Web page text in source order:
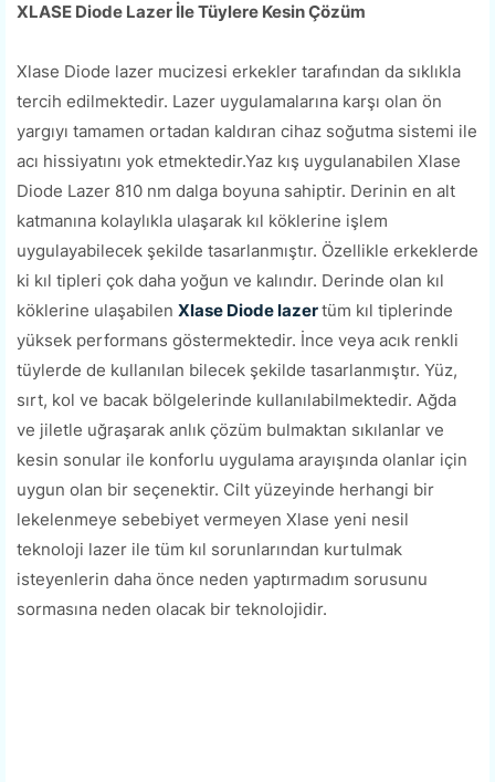
XLASE Diode Lazer İle Tüylere Kesin Çözüm
Xlase Diode lazer mucizesi erkekler tarafından da sıklıkla
tercih edilmektedir. Lazer uygulamalarına karşı olan ön
yargıyı tamamen ortadan kaldıran cihaz soğutma sistemi ile
acı hissiyatını yok etmektedir.Yaz kış uygulanabilen Xlase
Diode Lazer 810 nm dalga boyuna sahiptir. Derinin en alt
katmanına kolaylıkla ulaşarak kıl köklerine işlem
uygulayabilecek şekilde tasarlanmıştır. Özellikle erkeklerde
ki kıl tipleri çok daha yoğun ve kalındır. Derinde olan kıl
köklerine ulaşabilen Xlase Diode lazertüm kıl tiplerinde
yüksek performans göstermektedir. İnce veya acık renkli
tüylerde de kullanılan bilecek şekilde tasarlanmıştır. Yüz,
sırt, kol ve bacak bölgelerinde kullanılabilmektedir. Ağda
ve jiletle uğraşarak anlık çözüm bulmaktan sıkılanlar ve
kesin sonular ile konforlu uygulama arayışında olanlar için
uygun olan bir seçenektir. Cilt yüzeyinde herhangi bir
lekelenmeye sebebiyet vermeyen Xlase yeni nesil
teknoloji lazer ile tüm kıl sorunlarından kurtulmak
isteyenlerin daha önce neden yaptırmadım sorusunu
sormasına neden olacak bir teknolojidir.